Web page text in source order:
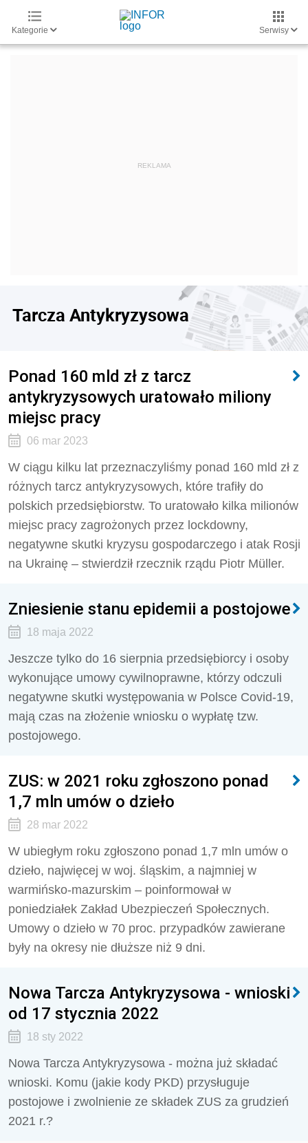
Kategorie Serwisy
Tarcza Antykryzysowa
Ponad 160 mld zł z tarcz
antykryzysowych uratowało miliony
miejsc pracy
06 mar 2023
W ciągu kilku lat przeznaczyliśmy ponad 160 mld zł z
różnych tarcz antykryzysowych, które trafiły do
polskich przedsiębiorstw. To uratowało kilka milionów
miejsc pracy zagrożonych przez lockdowny,
negatywne skutki kryzysu gospodarczego i atak Rosji
na Ukrainę – stwierdził rzecznik rządu Piotr Müller.
Zniesienie stanu epidemii a postojowe
18 maja 2022
Jeszcze tylko do 16 sierpnia przedsiębiorcy i osoby
wykonujące umowy cywilnoprawne, którzy odczuli
negatywne skutki występowania w Polsce Covid-19,
mają czas na złożenie wniosku o wypłatę tzw.
postojowego.
ZUS: w 2021 roku zgłoszono ponad
1,7 mln umów o dzieło
28 mar 2022
W ubiegłym roku zgłoszono ponad 1,7 mln umów o
dzieło, najwięcej w woj. śląskim, a najmniej w
warmińsko-mazurskim – poinformował w
poniedziałek Zakład Ubezpieczeń Społecznych.
Umowy o dzieło w 70 proc. przypadków zawierane
były na okresy nie dłuższe niż 9 dni.
Nowa Tarcza Antykryzysowa - wnioski
od 17 stycznia 2022
18 sty 2022
Nowa Tarcza Antykryzysowa - można już składać
wnioski. Komu (jakie kody PKD) przysługuje
postojowe i zwolnienie ze składek ZUS za grudzień
2021 r.?